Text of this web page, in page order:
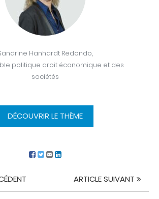
Hanhardt Redondo,
politique droit économique et des
sociétés
DÉCOUVRIR LE THÈME
ARTICLE SUIVANT